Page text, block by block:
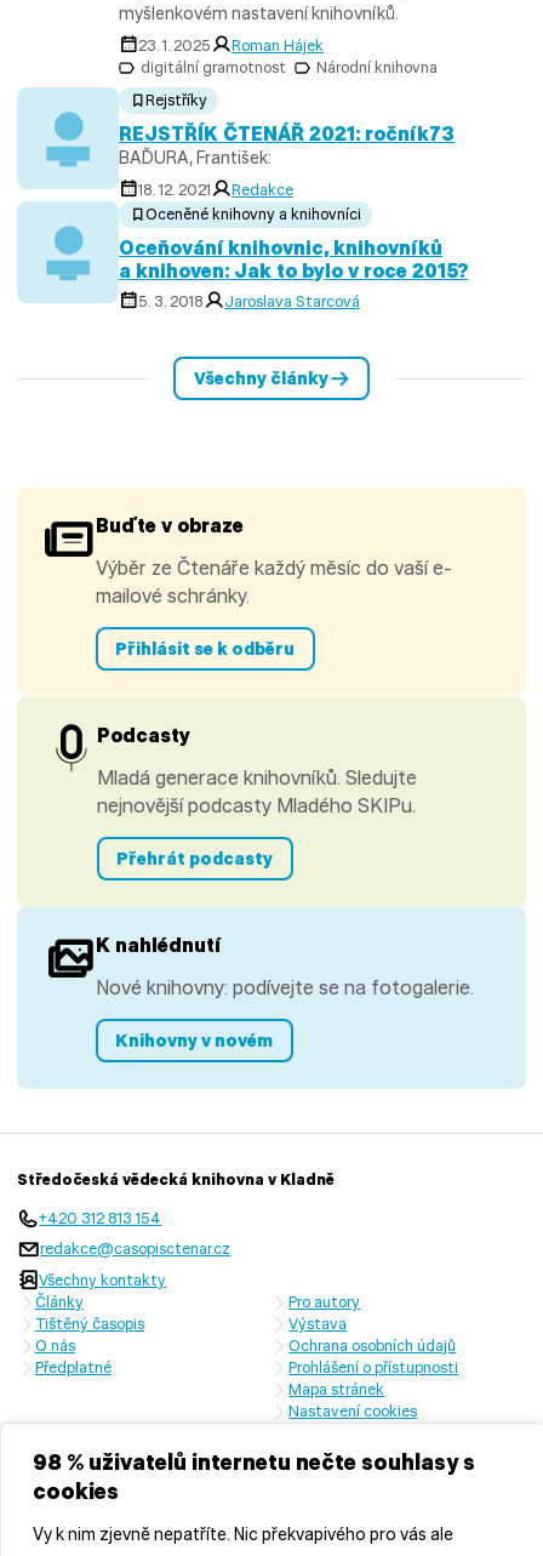
98 % uživatelů internetu nečte souhlasy s
cookies
Vy k nim zjevně nepatříte. Nic překvapivého pro vás ale
myšlenkovém nastavení knihovníků.
23. 1. 2025
Roman Hájek
digitální gramotnost
Národní knihovna
Rejstříky
REJSTŘÍK ČTENÁŘ 2021: ročník73
BAĎURA, František:
18. 12. 2021
Redakce
Oceněné knihovny a knihovníci
Oceňování knihovnic, knihovníků
a knihoven: Jak to bylo v roce 2015?
5. 3. 2018 Jaroslava Starcová
Všechny články
Buďte v obraze
Výběr ze Čtenáře každý měsíc do vaší e-
mailové schránky.
Přihlásit se k odběru
Podcasty
Mladá generace knihovníků. Sledujte
nejnovější podcasty Mladého SKIPu.
Přehrát podcasty
K nahlédnutí
Nové knihovny: podívejte se na fotogalerie.
Knihovny v novém
Středočeská vědecká knihovna v Kladně
+420 312 813 154
redakce@casopisctenar.cz
Všechny kontakty
Články
Tištěný časopis
O nás
Předplatné
Pro autory
Výstava
Ochrana osobních údajů
Prohlášení o přístupnosti
Mapa stránek
Nastavení cookies
České republiky a Středočeského kraje